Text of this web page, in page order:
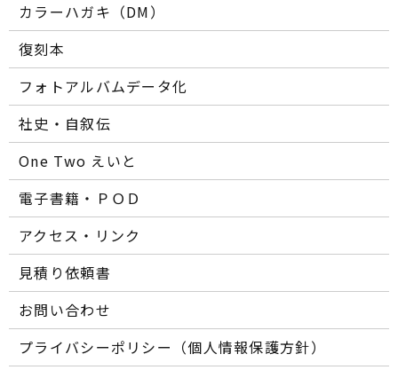
カラーハガキ（DM）
復刻本
フォトアルバムデータ化
社史・自叙伝
One Two えいと
電子書籍・ＰＯＤ
アクセス・リンク
見積り依頼書
お問い合わせ
プライバシーポリシー（個人情報保護方針）